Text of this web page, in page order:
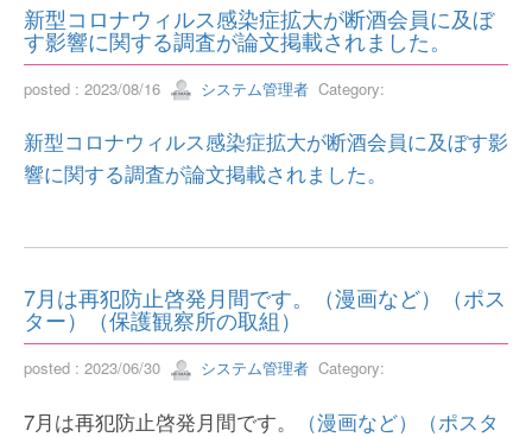
新型コロナウィルス感染症拡大が断酒会員に及ぼ
す影響に関する調査が論文掲載されました。
posted : 2023/08/16 システム管理者 Category:
新型コロナウィルス感染症拡大が断酒会員に及ぼす影
響に関する調査が論文掲載されました。
7月は再犯防止啓発月間です。（漫画など）（ポス
ター）（保護観察所の取組）
posted : 2023/06/30 システム管理者 Category:
7月は再犯防止啓発月間です。 （漫画など）
（ポスタ